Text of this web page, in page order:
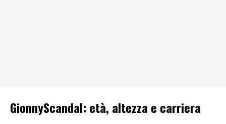
GionnyScandal: età, altezza e carriera